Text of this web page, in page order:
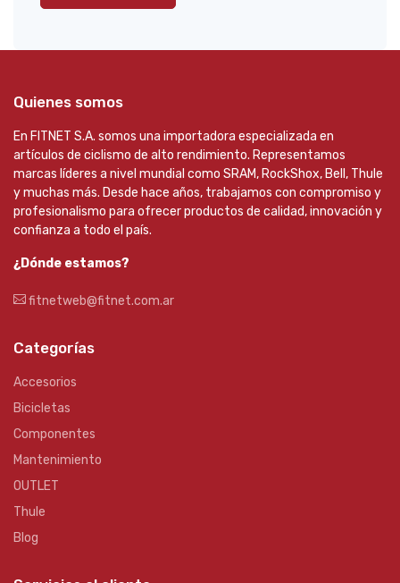
Quienes somos
En FITNET S.A. somos una importadora especializada en
artículos de ciclismo de alto rendimiento. Representamos
marcas líderes a nivel mundial como SRAM, RockShox, Bell, Thule
y muchas más. Desde hace años, trabajamos con compromiso y
profesionalismo para ofrecer productos de calidad, innovación y
confianza a todo el país.
¿Dónde estamos?
fitnetweb@fitnet.com.ar
Categorías
Accesorios
Bicicletas
Componentes
Mantenimiento
OUTLET
Thule
Blog